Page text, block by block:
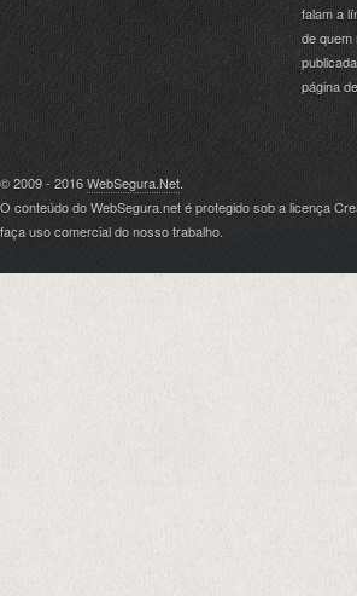
falam a
de quem
página
© 2009 - 2016WebSegura.Net.
O conteúdo do WebSegura.net é protegido sob a licença
faça uso comercial do nosso trabalho.